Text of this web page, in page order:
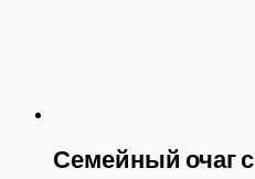
Семейный очаг с